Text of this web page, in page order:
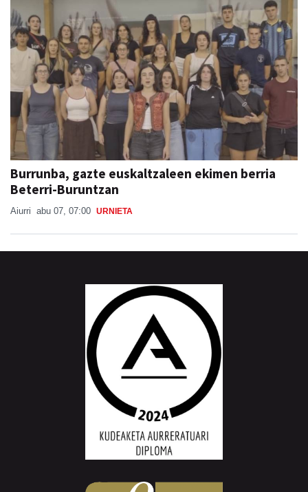
Burrunba, gazte euskaltzaleen ekimen berria
Beterri-Buruntzan
Aiurri abu 07, 07:00 URNIETA